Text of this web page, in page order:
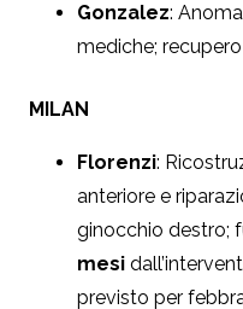
Gonzalez:
mediche; recupero
MILAN
Florenzi:
anteriore e
ginocchio destro;
mesi
previsto per